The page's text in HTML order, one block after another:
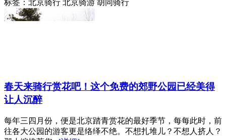
标签： 北京骑行 北京骑游 胡同骑行
春天来骑行赏花吧！这个免费的郊野公园已经美得
让人沉醉
每年三四月份，便是北京踏青赏花的最好季节，每每此时，前
往各大公园的游客更是络绎不绝。不想扎堆儿？不想人挤人？